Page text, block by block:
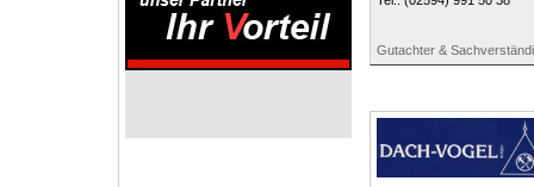
Gutachter &